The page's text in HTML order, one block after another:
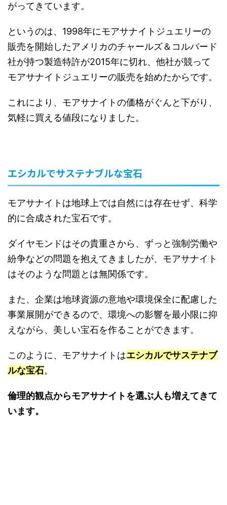
がってきています。
というのは、1998年にモアサナイトジュエリーの
販売を開始したアメリカのチャールズ＆コルバード
社が持つ製造特許が2015年に切れ、他社が競って
モアサナイトジュエリーの販売を始めたからです。
これにより、モアサナイトの価格がぐんと下がり、
気軽に買える値段になりました。
エシカルでサステナブルな宝石
モアサナイトは地球上では自然には存在せず、科学
的に合成された宝石です。
ダイヤモンドはその貴重さから、ずっと強制労働や
紛争などの問題を抱えてきましたが、モアサナイト
はそのような問題とは無関係です。
また、企業は地球資源の意地や環境保全に配慮した
事業展開ができるので、環境への影響を最小限に抑
えながら、美しい宝石を作ることができます。
このように、モアサナイトはエシカルでサステナブ
ルな宝石。
倫理的観点からモアサナイトを選ぶ人も増えてきて
います。